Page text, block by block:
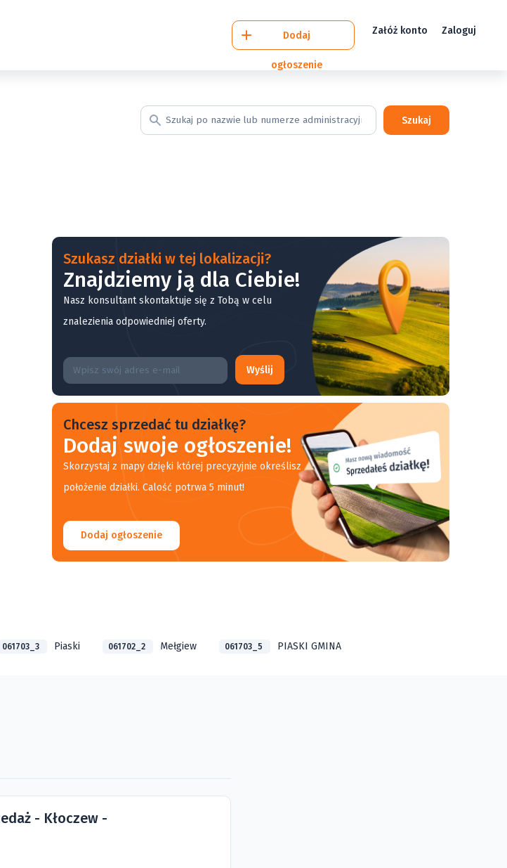
Dodaj
ogłoszenie
Załóż konto Zaloguj
Szukaj
Szukasz działki w tej lokalizacji?
Znajdziemy ją dla Ciebie!
Nasz konsultant skontaktuje się z Tobą w celu
znalezienia odpowiedniej oferty.
Wyślij
Chcesz sprzedać tu działkę?
Dodaj swoje ogłoszenie!
Skorzystaj z mapy dzięki której precyzyjnie określisz
położenie działki. Calość potrwa 5 minut!
Dodaj ogłoszenie
061703_3 Piaski 061702_2 Mełgiew 061703_5 PIASKI GMINA
- Kłoczew -